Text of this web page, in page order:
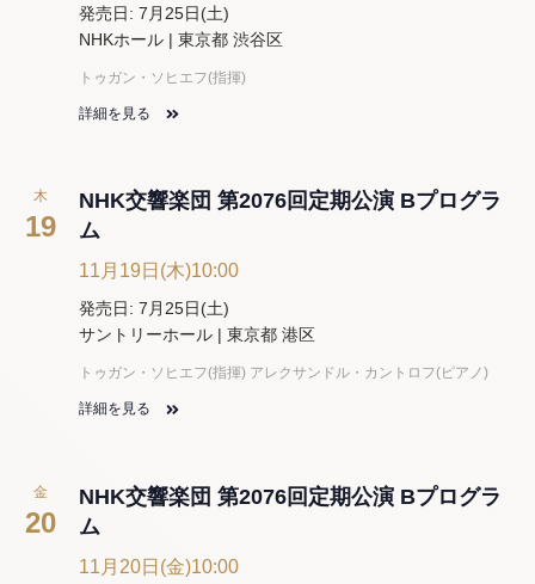
発売日: 7月25日(土)
NHKホール | 東京都 渋谷区
トゥガン・ソヒエフ(指揮)
詳細を見る
木
19
NHK交響楽団 第2076回定期公演 Bプログラ
ム
11月19日(木)10:00
発売日: 7月25日(土)
サントリーホール | 東京都 港区
トゥガン・ソヒエフ(指揮) アレクサンドル・カントロフ(ピアノ)
詳細を見る
金
20
NHK交響楽団 第2076回定期公演 Bプログラ
ム
11月20日(金)10:00